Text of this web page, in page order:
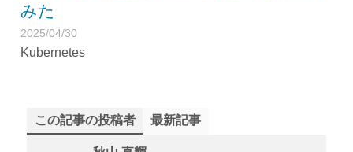
みた
2025/04/30
Kubernetes
この記事の投稿者 最新記事